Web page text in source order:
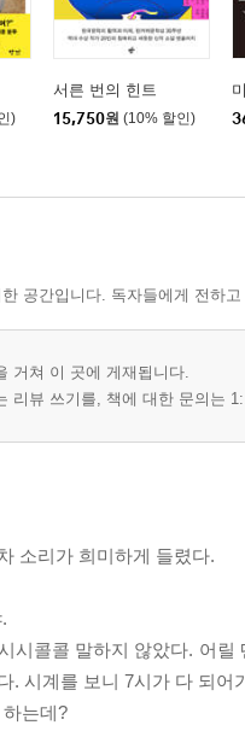
)
서른 번의 힌트
15,750원 (10% 할인)
공간입니다. 독자들에게 전하
거쳐 이 곳에 게재됩니다.
리뷰 쓰기를, 책에 대한 문의는
소리가 희미하게 들렸다.
시콜콜 말하지 않았다. 어
. 시계를 보니 7시가 다 되어
는데?